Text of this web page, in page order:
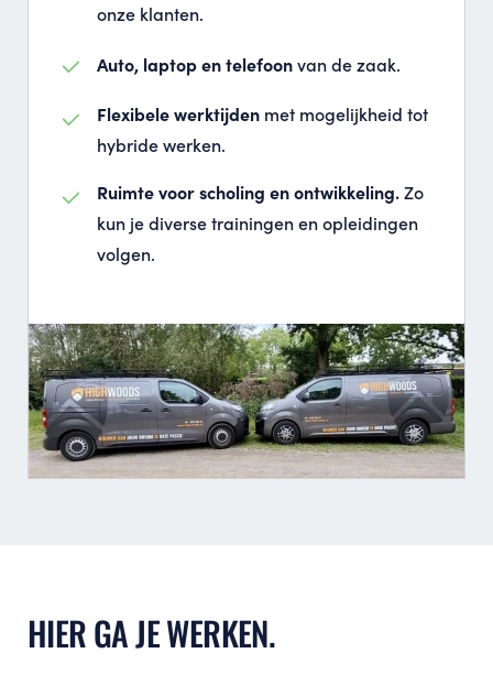
onze klanten.
Auto, laptop en telefoonvan de zaak.
Flexibele werktijden met mogelijkheid tot
hybride werken.
Ruimte voor scholing en ontwikkeling.Zo
kun je diverse trainingen en opleidingen
volgen.
HIER GA JE WERKEN.